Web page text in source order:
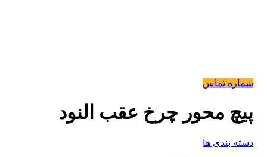
شماره تماس
پیچ محور چرخ عقب النود
دسته بندی ها